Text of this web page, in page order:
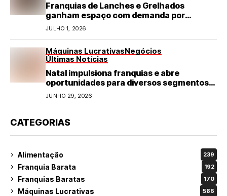
Franquias de Lanches e Grelhados
ganham espaço com demanda por
refeições rápidas e de qualidade
JULHO 1, 2026
Máquinas LucrativasNegócios
Últimas Notícias
Natal impulsiona franquias e abre
oportunidades para diversos segmentos
do varejo
JUNHO 29, 2026
CATEGORIAS
Alimentação 239
Franquia Barata 192
Franquias Baratas 170
Máquinas Lucrativas 586